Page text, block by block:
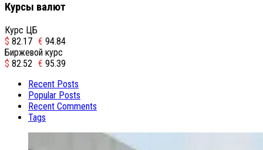
Курсы валют
Курс ЦБ
$ 82.17 € 94.84
Биржевой курс
$ 82.52 € 95.39
Recent Posts
Popular Posts
Recent Comments
Tags